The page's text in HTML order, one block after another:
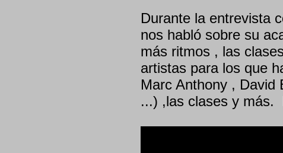
Durante la entrevista
nos habló sobre su
más ritmos , las
artistas para los que
Marc Anthony , David
...) ,las clases y más.